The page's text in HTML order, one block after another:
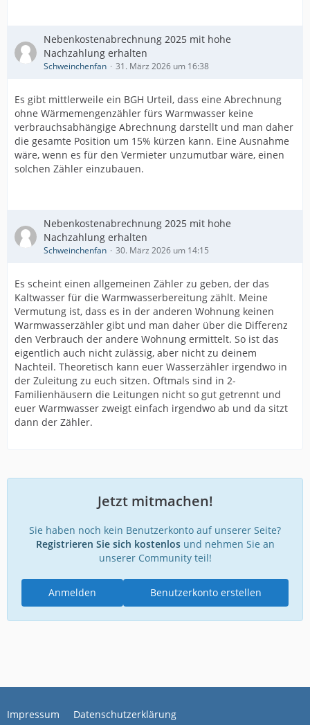
Nebenkostenabrechnung 2025 mit hohe
Nachzahlung erhalten
Schweinchenfan 31. März 2026 um 16:38
Es gibt mittlerweile ein BGH Urteil, dass eine Abrechnung
ohne Wärmemengenzähler fürs Warmwasser keine
verbrauchsabhängige Abrechnung darstellt und man daher
die gesamte Position um 15% kürzen kann. Eine Ausnahme
wäre, wenn es für den Vermieter unzumutbar wäre, einen
solchen Zähler einzubauen.
Nebenkostenabrechnung 2025 mit hohe
Nachzahlung erhalten
Schweinchenfan 30. März 2026 um 14:15
Es scheint einen allgemeinen Zähler zu geben, der das
Kaltwasser für die Warmwasserbereitung zählt. Meine
Vermutung ist, dass es in der anderen Wohnung keinen
Warmwasserzähler gibt und man daher über die Differenz
den Verbrauch der andere Wohnung ermittelt. So ist das
eigentlich auch nicht zulässig, aber nicht zu deinem
Nachteil. Theoretisch kann euer Wasserzähler irgendwo in
der Zuleitung zu euch sitzen. Oftmals sind in 2-
Familienhäusern die Leitungen nicht so gut getrennt und
euer Warmwasser zweigt einfach irgendwo ab und da sitzt
dann der Zähler.
Jetzt mitmachen!
Sie haben noch kein Benutzerkonto auf unserer Seite?
Registrieren Sie sich kostenlosund nehmen Sie an
unserer Community teil!
Benutzerkonto erstellen
Anmelden
Impressum Datenschutzerklärung